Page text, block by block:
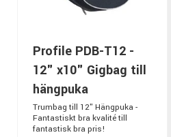
Profile PDB-T12 -
12" x10" Gigbag till
hängpuka
Trumbag till 12" Hängpuka -
Fantastiskt bra kvalité till
fantastisk bra pris!